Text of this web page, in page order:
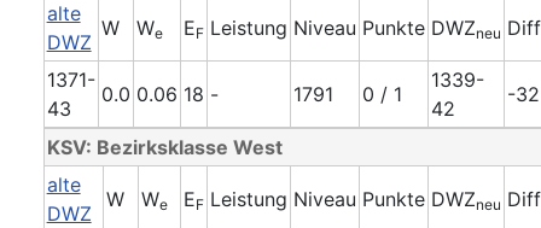
alte
DWZ
W We EF Leistung Niveau Punkte DWZneu
1371-
43
0.0 0.06 18 - 1791 0 / 1
1339-
42
-32
KSV: Bezirksklasse West
alte
DWZ
W We EF Leistung Niveau Punkte DWZneu